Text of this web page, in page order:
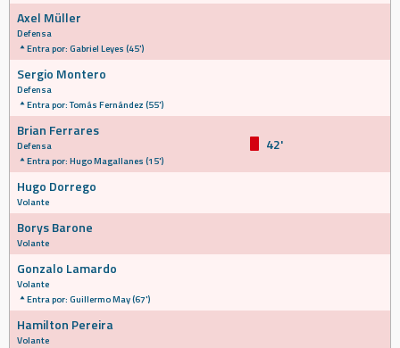
Axel Müller
Defensa
Entra por: Gabriel Leyes (45')
Sergio Montero
Defensa
Entra por: Tomás Fernández (55')
Brian Ferrares
Defensa
Entra por: Hugo Magallanes (15')
42'
Hugo Dorrego
Volante
Borys Barone
Volante
Gonzalo Lamardo
Volante
Entra por: Guillermo May (67')
Hamilton Pereira
Volante